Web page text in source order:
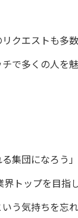
クエストも多数
で多くの人を魅
集団になろう
トップを目指
う気持ちを忘